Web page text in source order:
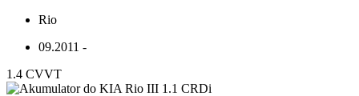
Rio
09.2011 -
1.4 CVVT